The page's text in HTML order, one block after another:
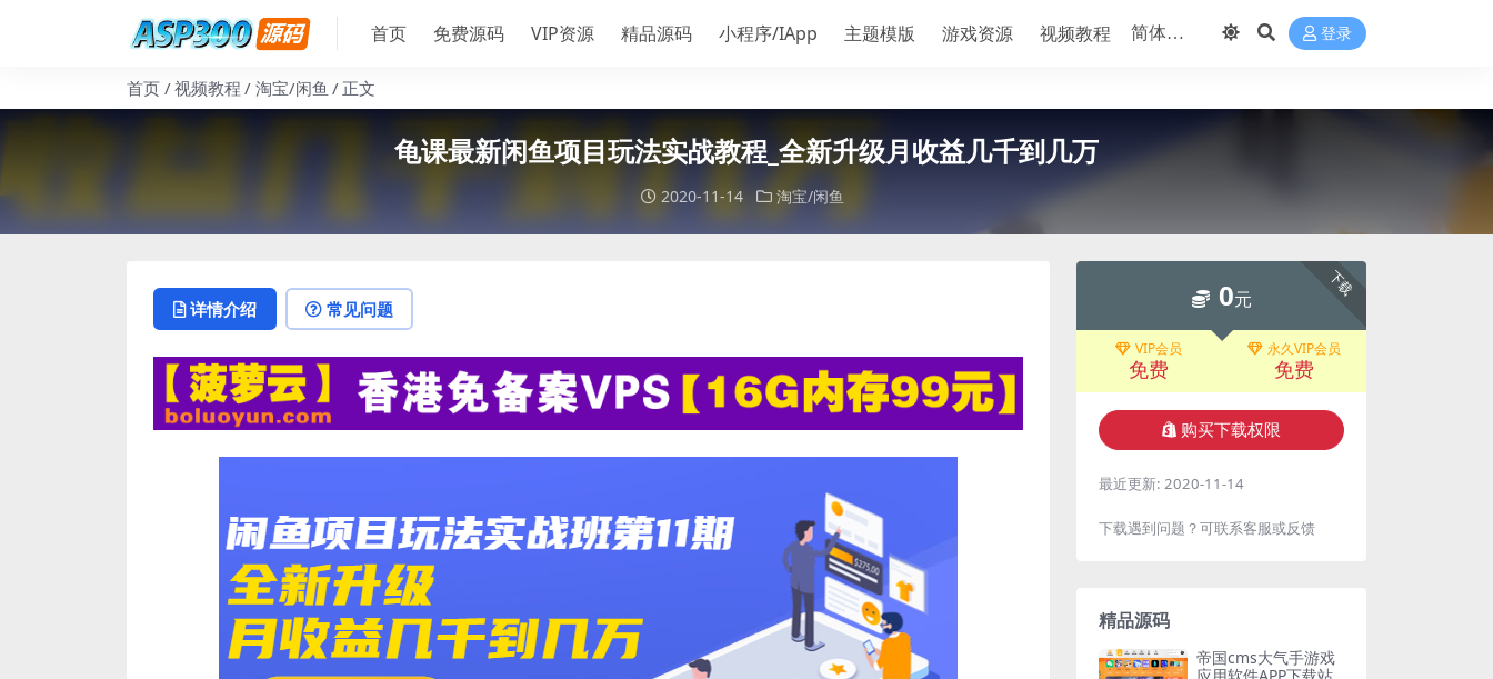
首页 免费源码 VIP资源 精品源码 小程序/IApp 主题模版 游戏资源 视频教程 登录
首页 视频教程 淘宝/闲鱼 正文
龟课最新闲鱼项目玩法实战教程_全新升级月收益几千到几万
2020-11-14 淘宝/闲鱼
详情介绍 常见问题
下载
0元
VIP会员
免费
永久VIP会员
免费
购买下载权限
最近更新: 2020-11-14
下载遇到问题？可联系客服或反馈
精品源码
帝国cms大气手游戏
应用软件APP下载站